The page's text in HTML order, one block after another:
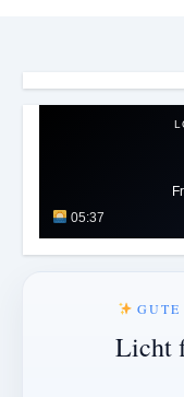
05:37
GUTE
Licht